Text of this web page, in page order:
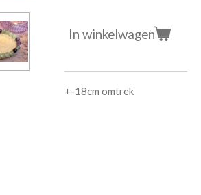
In winkelwagen
+-18cm omtrek